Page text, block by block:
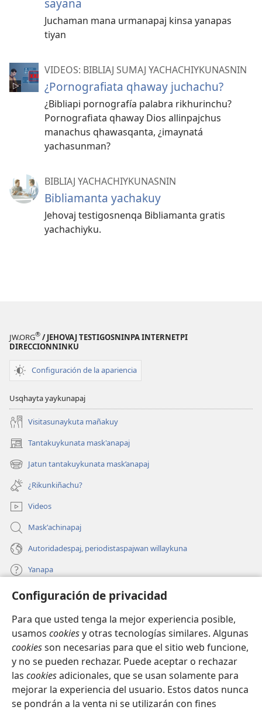
Configuración de privacidad
Para que usted tenga la mejor experiencia posible,
usamos cookiesy otras tecnologías similares. Algunas
cookiesson necesarias para que el sitio web funcione,
y no se pueden rechazar. Puede aceptar o rechazar
las cookiesadicionales, que se usan solamente para
mejorar la experiencia del usuario. Estos datos nunca
se pondrán a la venta ni se utilizarán con fines
Juchaman mana urmanapaj kinsa yanapas
tiyan
VIDEOS: BIBLIAJ SUMAJ YACHACHIYKUNASNIN
¿Pornografiata qhaway juchachu?
¿Bibliapi pornografía palabra rikhurinchu?
Pornografiata qhaway Dios allinpajchus
manachus qhawasqanta, ¿imaynatá
yachasunman?
BIBLIAJ YACHACHIYKUNASNIN
Bibliamanta yachakuy
Jehovaj testigosnenqa Bibliamanta gratis
yachachiyku.
JW.ORG® / JEHOVAJ TESTIGOSNINPA INTERNETPI
DIRECCIONNINKU
Configuración de la apariencia
Usqhayta yaykunapaj
Visitasunaykuta mañakuy
Tantakuykunata mask'anapaj
(opens
new
window)
Jatun tantakuykunata mask’anapaj
(opens
new
window)
¿Rikunkiñachu?
Videos
Maskʼachinapaj
Autoridadespaj, periodistaspajwan willaykuna
Yanapa
Donaciones
new
window)INTERNETPI BIBLIOTECA Watchtower™
(opens
new
window)JW Hub
(opens
new
window)JW Library ®